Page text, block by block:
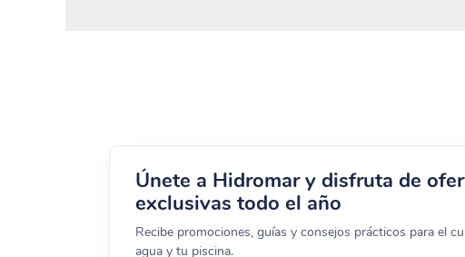
He leído y estoy de acuerdo con los
condiciones y política de privacidadde la web.
Únete a Hidromar y disfruta de
exclusivas todo el año
Recibe promociones, guías y consejos prácticos para el
agua y tu piscina.